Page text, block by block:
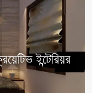
ইন্টেরিয়র